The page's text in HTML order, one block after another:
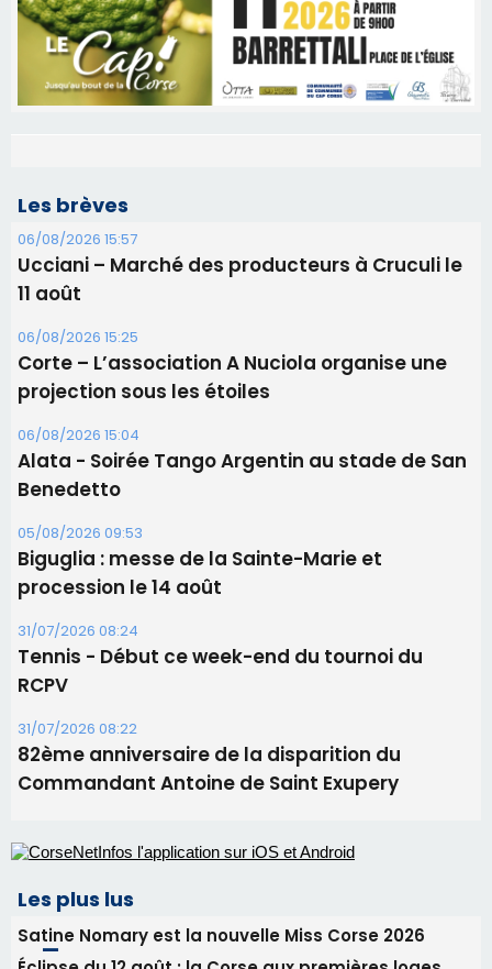
Les brèves
06/08/2026 15:57
Ucciani – Marché des producteurs à Cruculi le
11 août
06/08/2026 15:25
Corte – L’association A Nuciola organise une
projection sous les étoiles
06/08/2026 15:04
Alata - Soirée Tango Argentin au stade de San
Benedetto
05/08/2026 09:53
Biguglia : messe de la Sainte-Marie et
procession le 14 août
Tennis - Début ce week-end du tournoi du
RCPV
31/07/2026 08:22
82ème anniversaire de la disparition du